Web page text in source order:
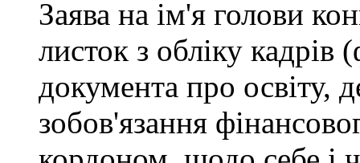
Заява на ім'я голови
листок з обліку
документа про освіту,
зобов'язання